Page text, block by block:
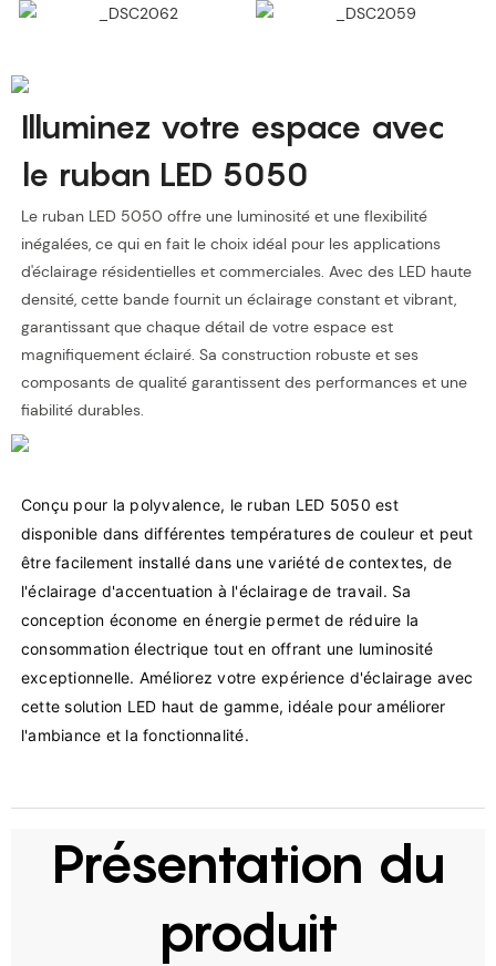
Illuminez votre espace avec
le ruban LED 5050
Le ruban LED 5050 offre une luminosité et une flexibilité
inégalées, ce qui en fait le choix idéal pour les applications
d'éclairage résidentielles et commerciales. Avec des LED haute
densité, cette bande fournit un éclairage constant et vibrant,
garantissant que chaque détail de votre espace est
magnifiquement éclairé. Sa construction robuste et ses
composants de qualité garantissent des performances et une
fiabilité durables.
Conçu pour la polyvalence, le ruban LED 5050 est
disponible dans différentes températures de couleur et peut
être facilement installé dans une variété de contextes, de
l'éclairage d'accentuation à l'éclairage de travail. Sa
conception économe en énergie permet de réduire la
consommation électrique tout en offrant une luminosité
exceptionnelle. Améliorez votre expérience d'éclairage avec
cette solution LED haut de gamme, idéale pour améliorer
Présentation du
produit